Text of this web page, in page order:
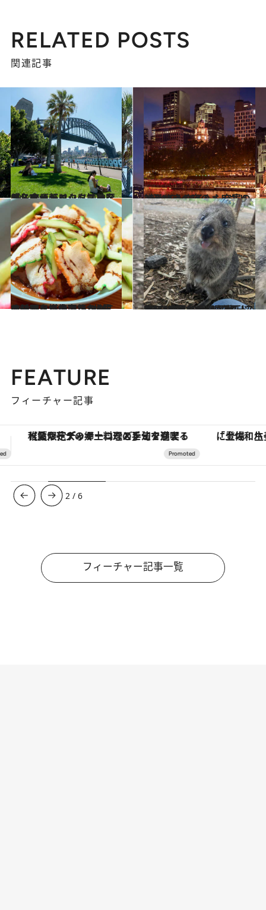
RELATED POSTS
関連記事
2024.6.4
ノスタルジックに触れながらオールドシドニーを感じるザ・ロックス地区の名店３軒
旅＆お出かけ 2024.6.3
ときめきの夜のメルボルン ナイトタイムも充実の2軒
旅＆お出かけ
2024.5.21
オーストラリアだからこそ味わえる多国籍な一皿。バリ、中東……世界の料理を堪能できる4件
旅＆お出かけ 2023.11.18
人口166人の島に1万匹以上!? “世界一幸せな動物”クオッカの楽園 オーストラリア【ロットネスト島】
旅＆お出かけ
FEATURE
フィーチャー記事
「土佐和ハーブかき氷」がOMO7高知に登場！生姜、山椒、大葉など目にも舌にも涼を呼ぶ郷土の味
3 /6
フィーチャー記事一覧